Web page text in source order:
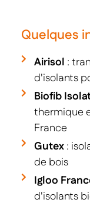
Quelques
Airisol :
d'isolants
Biofib
thermique
France
Gutex:
de bois
Igloo
d'isolants